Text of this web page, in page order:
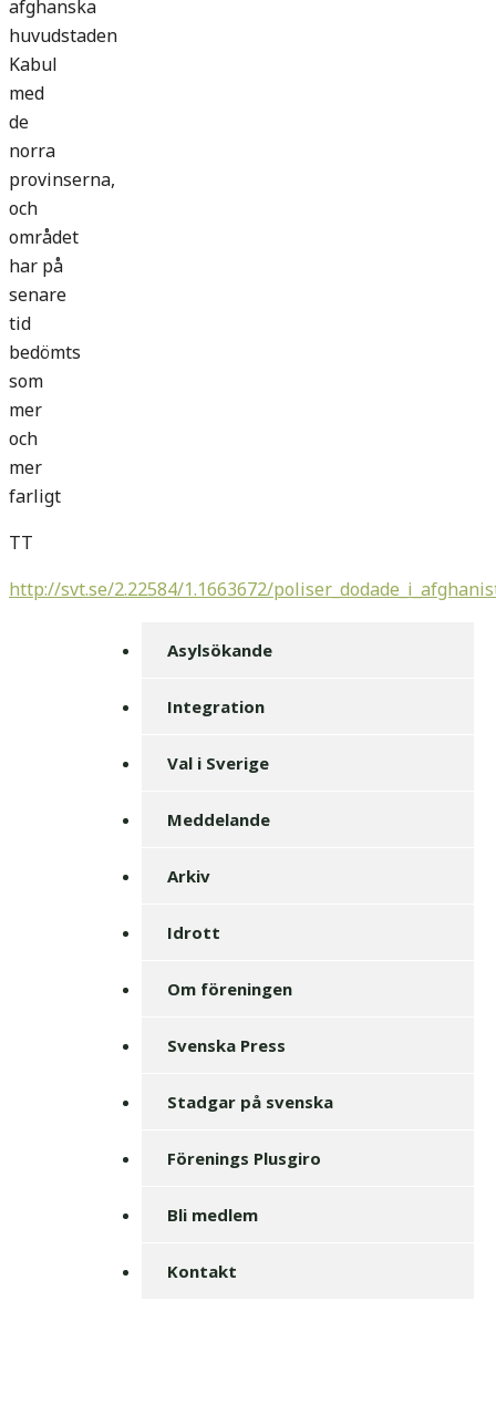
huvudstaden
Kabul
med
de
norra
provinserna,
och
området
har på
senare
tid
bedömts
som
mer
och
mer
farligt
TT
http://svt.se/2.22584/1.1663672/
Asylsökande
Integration
Val i Sverige
Meddelande
Arkiv
Idrott
Om föreningen
Svenska Press
Stadgar på svenska
Förenings Plusgiro
Bli medlem
Kontakt